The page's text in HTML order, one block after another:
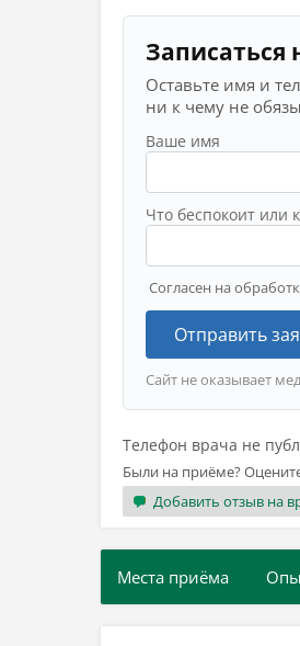
Записаться
Оставьте имя и
ни к чему не
Ваше имя
Что беспокоит или
Согласен на
Отправить
Сайт не оказывает
Телефон врача не
Были на приёме?
Добавить отзыв на
Места приёма